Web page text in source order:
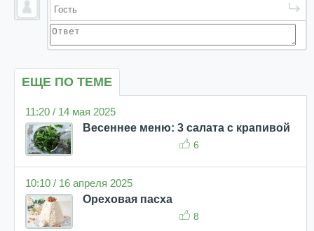
ЕЩЕ ПО ТЕМЕ
11:20 / 14 мая 2025
Весеннее меню: 3 салата с крапивой
6
10:10 / 16 апреля 2025
Ореховая пасха
8